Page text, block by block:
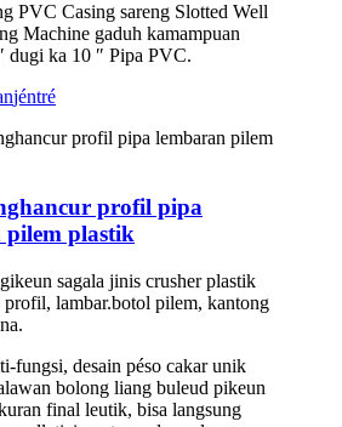
PVC Casing sareng Slotted Well
Machine gaduh kamampuan
dugi ka 10 ″ Pipa PVC.
jéntré
profil pipa
pilem plastik
sagala jinis crusher plastik
lambar.botol pilem, kantong
fungsi, desain péso cakar unik
bolong liang buleud pikeun
final leutik, bisa langsung